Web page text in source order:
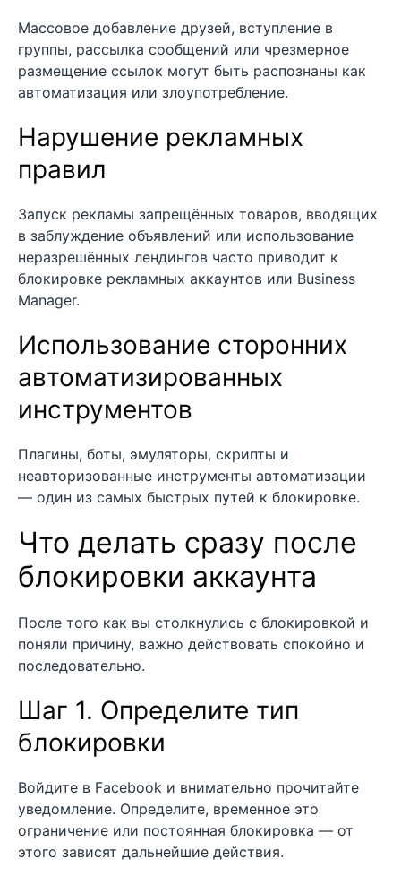
Массовое добавление друзей, вступление в
группы, рассылка сообщений или чрезмерное
размещение ссылок могут быть распознаны как
автоматизация или злоупотребление.
Нарушение рекламных
правил
Запуск рекламы запрещённых товаров, вводящих
в заблуждение объявлений или использование
неразрешённых лендингов часто приводит к
блокировке рекламных аккаунтов или Business
Manager.
Использование сторонних
автоматизированных
инструментов
Плагины, боты, эмуляторы, скрипты и
неавторизованные инструменты автоматизации
— один из самых быстрых путей к блокировке.
Что делать сразу после
блокировки аккаунта
После того как вы столкнулись с блокировкой и
поняли причину, важно действовать спокойно и
последовательно.
Шаг 1. Определите тип
блокировки
Войдите в Facebook и внимательно прочитайте
уведомление. Определите, временное это
ограничение или постоянная блокировка — от
этого зависят дальнейшие действия.